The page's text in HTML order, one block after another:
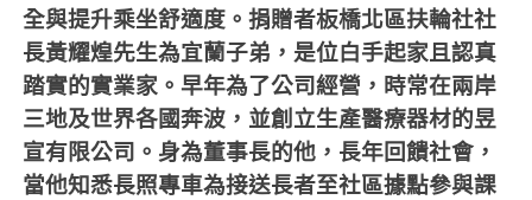
全與提升乘坐舒適度。捐贈者板橋北區扶輪社社
長黃耀煌先生為宜蘭子弟，是位白手起家且認真
踏實的實業家。早年為了公司經營，時常在兩岸
三地及世界各國奔波，並創立生產醫療器材的昱
宣有限公司。身為董事長的他，長年回饋社會，
當他知悉長照專車為接送長者至社區據點參與課